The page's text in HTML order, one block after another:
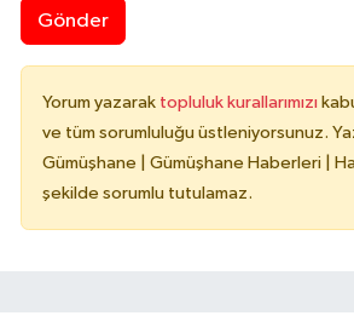
Gönder
Yorum yazarak topluluk kurallarımızı
ve tüm sorumluluğu üstleniyorsunuz.
Gümüşhane | Gümüşhane Haberleri |
şekilde sorumlu tutulamaz.